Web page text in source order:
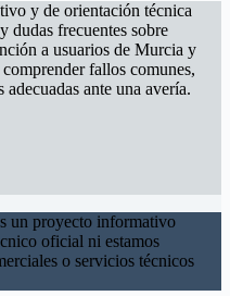
y de orientación técnica
dudas frecuentes sobre
a usuarios de Murcia y
fallos comunes,
ante una avería.
un proyecto informativo
oficial ni estamos
o servicios técnicos